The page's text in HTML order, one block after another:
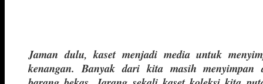
Jaman dulu, kaset menjadi media untuk
kenangan. Banyak dari kita masih